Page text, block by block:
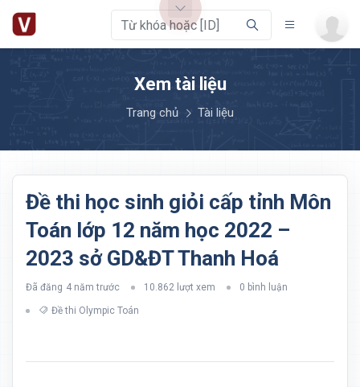
Xem tài liệu
Trang chủ Tài liệu
Đề thi học sinh giỏi cấp tỉnh Môn
Toán lớp 12 năm học 2022 –
2023 sở GD&ĐT Thanh Hoá
Đã đăng 4 năm trước 10.862 lượt xem 0 bình luận
Đề thi Olympic Toán